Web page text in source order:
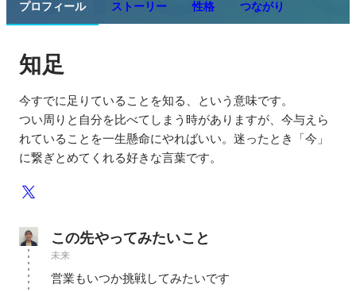
プロフィール ストーリー 性格 つながり
知足
今すでに足りていることを知る、という意味です。
つい周りと自分を比べてしまう時がありますが、今与えら
れていることを一生懸命にやればいい。迷ったとき「今」
に繋ぎとめてくれる好きな言葉です。
この先やってみたいこと
未来